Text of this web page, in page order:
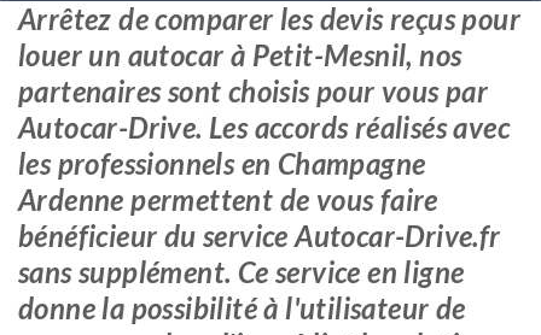
Arrêtez de comparer les devis reçus pour
louer un autocar à Petit-Mesnil, nos
partenaires sont choisis pour vous par
Autocar-Drive. Les accords réalisés avec
les professionnels en Champagne
Ardenne permettent de vous faire
bénéficieur du service Autocar-Drive.fr
sans supplément. Ce service en ligne
donne la possibilité à l'utilisateur de